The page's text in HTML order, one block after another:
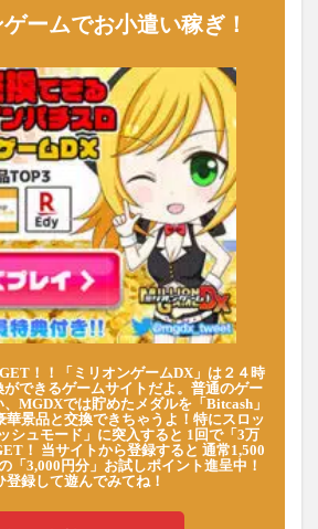
ームでお小遣い稼ぎ！
！！「ミリオンゲームDX」は２４時
ができるゲームサイトだよ。普通のゲー
MGDXでは貯めたメダルを「Bitcash」
華景品と交換できちゃうよ！特にスロッ
シュモード」に突入すると 1回で「3万
！ 当サイトから登録すると 通常1,500
「3,000円分」お試しポイント進呈中！
登録して遊んでみてね！